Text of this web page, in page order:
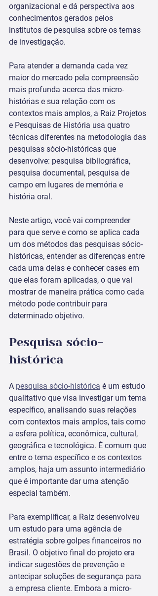
organizacional e dá perspectiva aos
conhecimentos gerados pelos
institutos de pesquisa sobre os temas
de investigação.
Para atender a demanda cada vez
maior do mercado pela compreensão
mais profunda acerca das micro-
histórias e sua relação com os
contextos mais amplos, a Raiz Projetos
e Pesquisas de História usa quatro
técnicas diferentes na metodologia das
pesquisas sócio-históricas que
desenvolve: pesquisa bibliográfica,
pesquisa documental, pesquisa de
campo em lugares de memória e
história oral.
Neste artigo, você vai compreender
para que serve e como se aplica cada
um dos métodos das pesquisas sócio-
históricas, entender as diferenças entre
cada uma delas e conhecer cases em
que elas foram aplicadas, o que vai
mostrar de maneira prática como cada
método pode contribuir para
determinado objetivo.
Pesquisa sócio-
histórica
A pesquisa sócio-histórica é um estudo
qualitativo que visa investigar um tema
específico, analisando suas relações
com contextos mais amplos, tais como
a esfera política, econômica, cultural,
geográfica e tecnológica. É comum que
entre o tema específico e os contextos
amplos, haja um assunto intermediário
que é importante dar uma atenção
especial também.
Para exemplificar, a Raiz desenvolveu
um estudo para uma agência de
estratégia sobre golpes financeiros no
Brasil. O objetivo final do projeto era
indicar sugestões de prevenção e
antecipar soluções de segurança para
a empresa cliente. Embora a micro-